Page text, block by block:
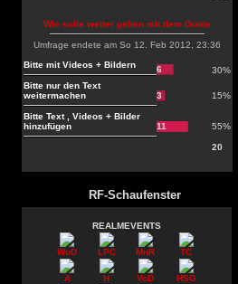
Wie solls weiter gehen mit dem Guide
Umfrage endete am So 12. Feb 2012, 23:36
Bitte mit Videos + Bildern
6
30%
Bitte nur den Text
weitermachen
3 15%
Bitte Text , Videos + Bilder
hinzufügen
11 55%
20
RF-Schaufenster
REALMEVENTS
WoD LPC MnR TC
A H VoD HSG